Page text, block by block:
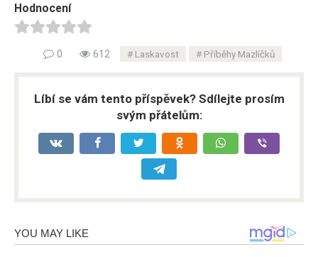
Hodnocení
0 612 Laskavost Příběhy Mazlíčků
Líbí se vám tento příspěvek? Sdílejte prosím
svým přátelům: